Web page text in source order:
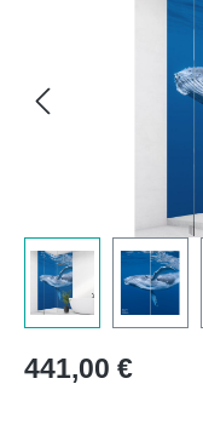
Regulärer Preis:
441,00 €